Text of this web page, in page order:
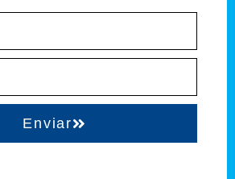
Enviar